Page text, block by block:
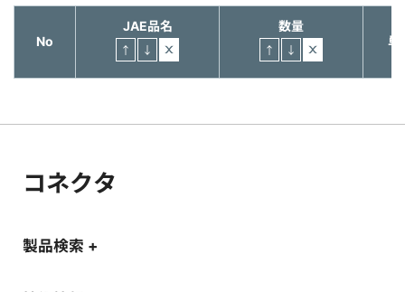
No
JAE品名
数量
単
コネクタ
製品検索 +